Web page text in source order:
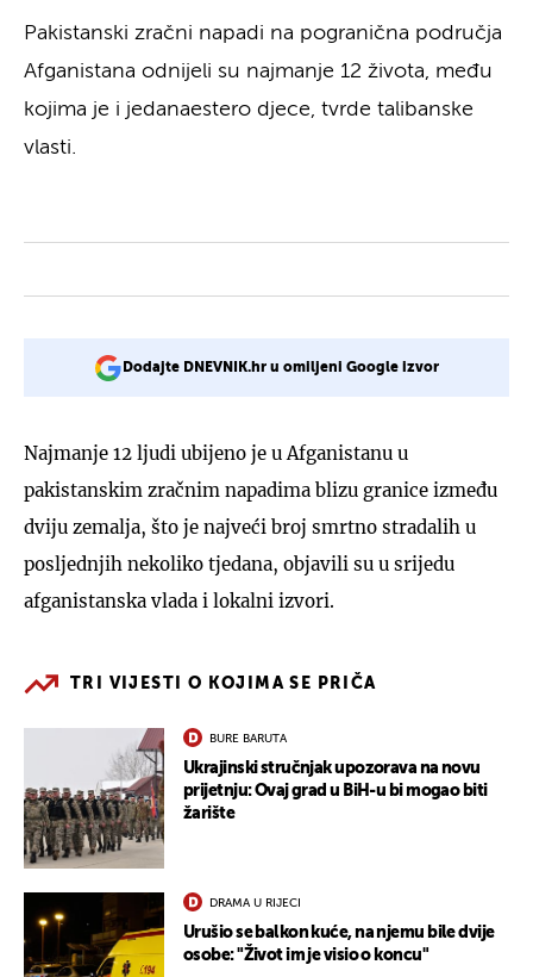
Pakistanski zračni napadi na pogranična područja
Afganistana odnijeli su najmanje 12 života, među
kojima je i jedanaestero djece, tvrde talibanske
vlasti.
Dodajte DNEVNIK.hr u omiljeni Google izvor
Najmanje 12 ljudi ubijeno je u Afganistanu u
pakistanskim zračnim napadima blizu granice između
dviju zemalja, što je najveći broj smrtno stradalih u
posljednjih nekoliko tjedana, objavili su u srijedu
afganistanska vlada i lokalni izvori.
TRI VIJESTI O KOJIMA SE PRIČA
BURE BARUTA
Ukrajinski stručnjak upozorava na novu
prijetnju: Ovaj grad u BiH-u bi mogao biti
žarište
DRAMA U RIJECI
Urušio se balkon kuće, na njemu bile dvije
osobe: "Život im je visio o koncu"